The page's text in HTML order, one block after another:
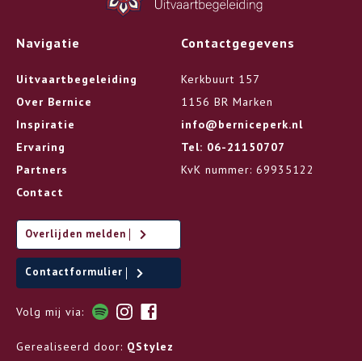
Navigatie
Uitvaartbegeleiding
Over Bernice
Inspiratie
Ervaring
Partners
Contact
Contactgegevens
Kerkbuurt 157
1156 BR Marken
info@berniceperk.nl
Tel: 06-21150707
KvK nummer: 69935122
Overlijden melden
Contactformulier
Volg mij via:
Gerealiseerd door: QStylez